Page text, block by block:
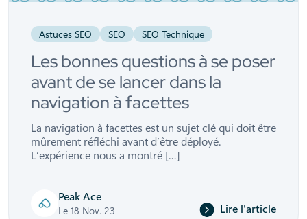
Astuces SEO SEO SEO Technique
Les bonnes questions à se poser
avant de se lancer dans la
navigation à facettes
La navigation à facettes est un sujet clé qui doit être
mûrement réfléchi avant d’être déployé.
L’expérience nous a montré […]
Peak Ace
Le 18 Nov. 23 Lire l'article